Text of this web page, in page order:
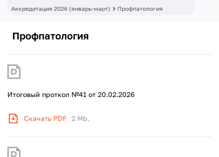
Аккредитация 2026 (январь-март)
Профпатология
Профпатология
Итоговый проткол №41 от 20.02.2026
Скачать PDF 2 Mb.